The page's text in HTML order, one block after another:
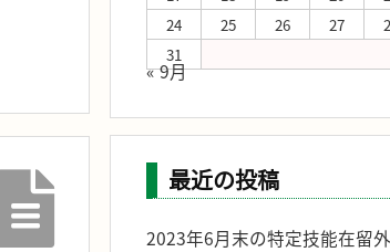
24
25 26 27
31
« 9月
最近の投稿
2023年6月末の特定技能在留